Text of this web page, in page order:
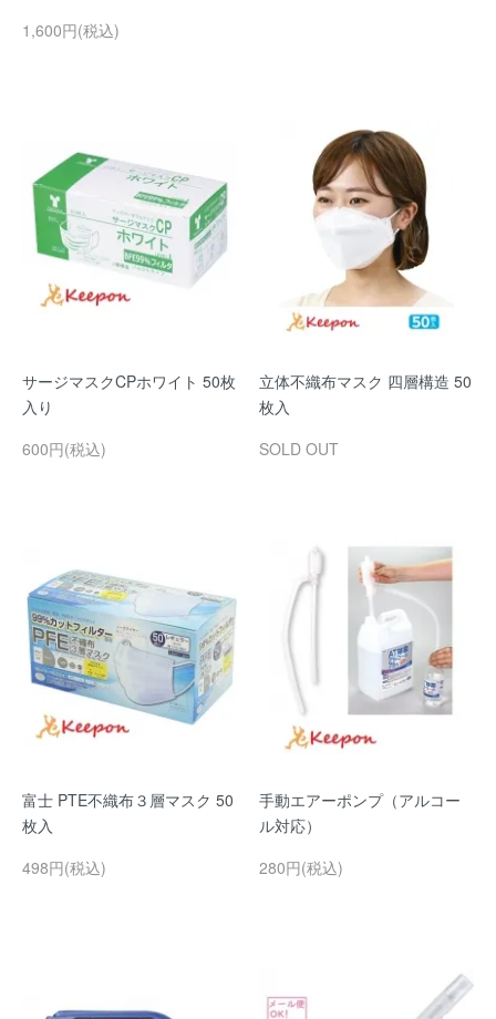
1,600円(税込)
サージマスクCPホワイト 50枚
入り
600円(税込)
立体不織布マスク 四層構造 50
枚入
SOLD OUT
富士 PTE不織布３層マスク 50
枚入
498円(税込)
手動エアーポンプ（アルコー
ル対応）
280円(税込)